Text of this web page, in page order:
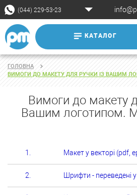
(044) 229-53-23
КАТАЛОГ
ГОЛОВНА
ВИМОГИ ДО МАКЕТУ ДЛЯ РУЧКИ ІЗ ВАШИМ
Вимоги до макету
Вашим логотипом.
1. Макет у векторі (pdf,
2. Шрифти - переведені у